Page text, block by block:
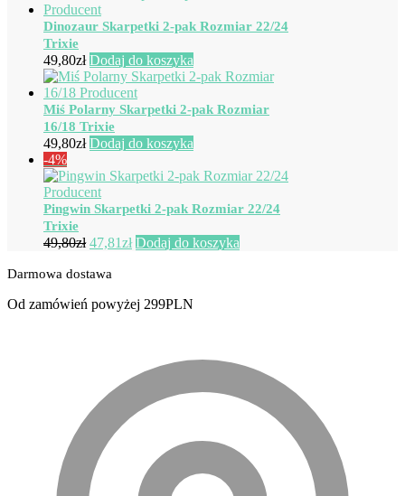
Dinozaur Skarpetki 2-pak Rozmiar 22/24
Trixie
49,80zł Dodaj do koszyka
Miś Polarny Skarpetki 2-pak Rozmiar
16/18 Trixie
49,80zł Dodaj do koszyka
-4%
Pingwin Skarpetki 2-pak Rozmiar 22/24
Trixie
49,80zł Pierwotna
wynosiła:
47,81złAktualna
Dodaj do koszyka
Darmowa dostawa
Od zamówień powyżej 299PLN